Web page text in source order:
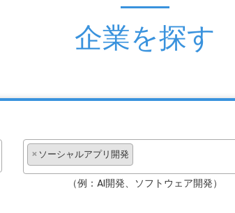
企業を探す
× ソーシャルアプリ開発
（例：AI開発、ソフトウェア開発）